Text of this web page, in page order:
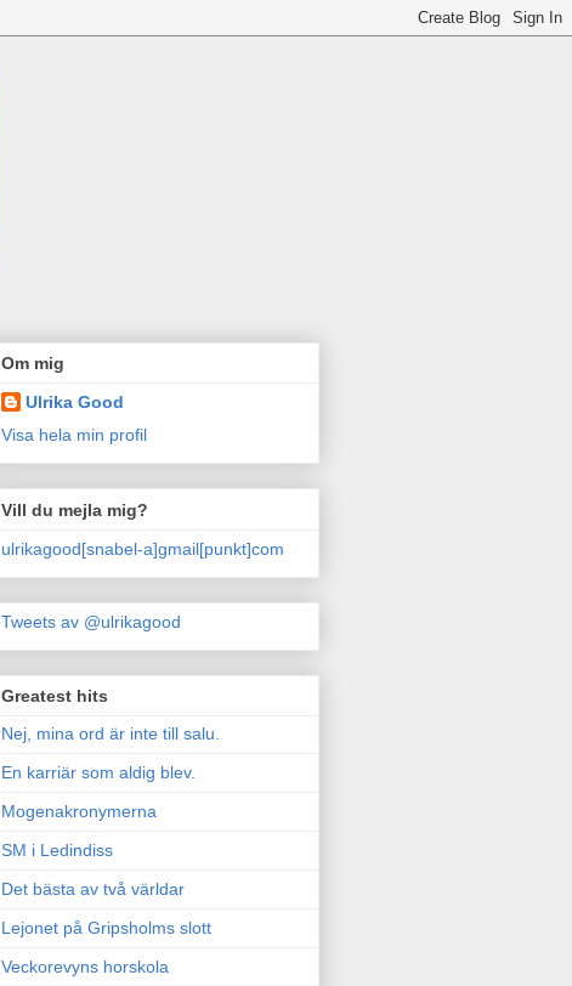
Om mig
Ulrika Good
Visa hela min profil
Vill du mejla mig?
ulrikagood[snabel-a]gmail[punkt]com
Tweets av @ulrikagood
Greatest hits
Nej, mina ord är inte till salu.
En karriär som aldig blev.
Mogenakronymerna
SM i Ledindiss
Det bästa av två världar
Lejonet på Gripsholms slott
Veckorevyns horskola